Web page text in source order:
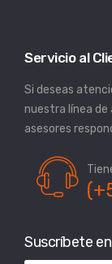
Servicio al
Si deseas
nuestra línea
asesores
Suscríbete